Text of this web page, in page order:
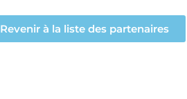
Revenir à la liste des partenaires